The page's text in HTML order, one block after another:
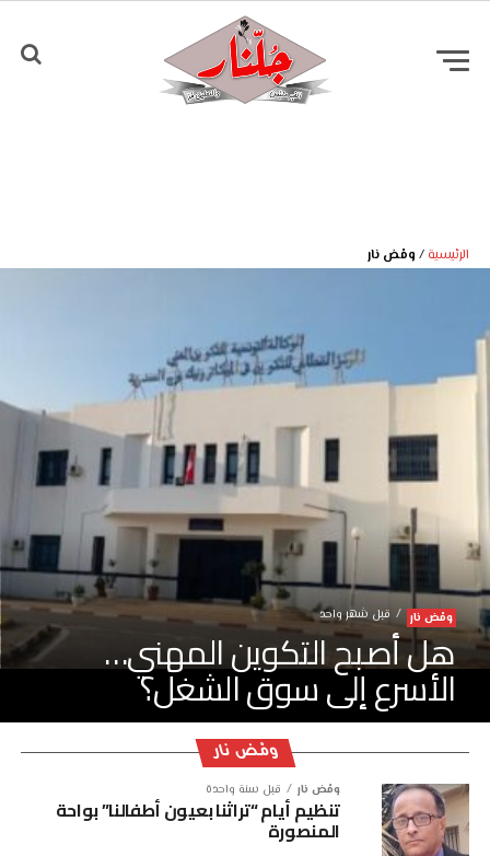
الرئيسية / ومْض نار
ومْض نار قبل شهر واحد
هل أصبح التكوين المهني…
الأسرع إلى سوق الشغل؟
ومْض نار
ومْض نار قبل سنة واحدة
تنظيم أيام “تراثنا بعيون أطفالنا” بواحة
المنصورة